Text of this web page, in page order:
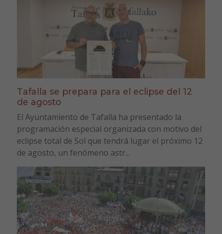
Tafalla se prepara para el eclipse del 12
de agosto
El Ayuntamiento de Tafalla ha presentado la
programación especial organizada con motivo del
eclipse total de Sol que tendrá lugar el próximo 12
de agosto, un fenómeno astr...